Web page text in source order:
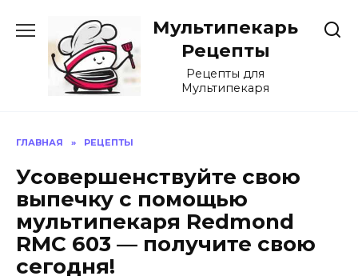
содержанию
Мультипекарь
Рецепты
Рецепты для
Мультипекаря
ГЛАВНАЯ » РЕЦЕПТЫ
Усовершенствуйте свою
выпечку с помощью
мультипекаря Redmond
RMC 603 — получите свою
сегодня!